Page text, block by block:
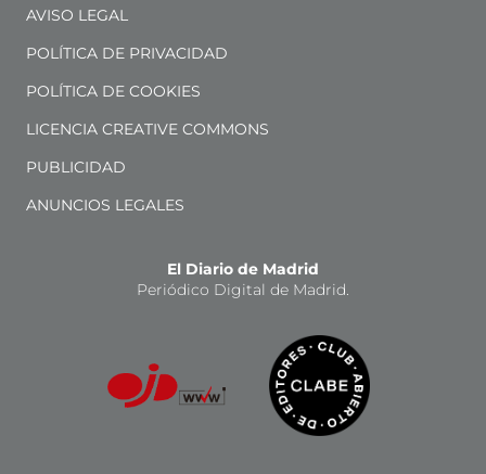
AVISO LEGAL
POLÍTICA DE PRIVACIDAD
POLÍTICA DE COOKIES
LICENCIA CREATIVE COMMONS
PUBLICIDAD
ANUNCIOS LEGALES
El Diario de Madrid
Periódico Digital de Madrid.